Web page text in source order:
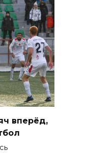
вперёд,